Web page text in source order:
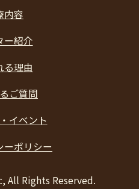
内容
ー紹介
る理由
ご質問
イベント
ーポリシー
All Rights Reserved.